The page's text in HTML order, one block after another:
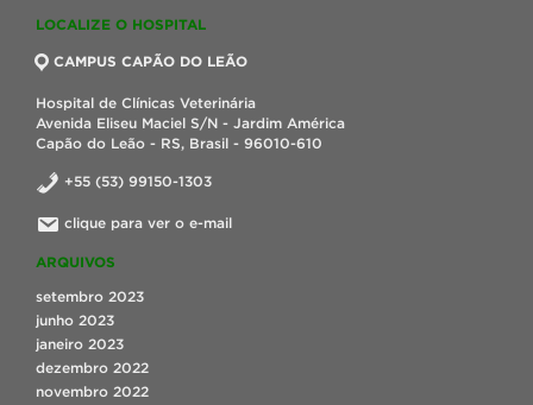
LOCALIZE O HOSPITAL
CAMPUS CAPÃO DO LEÃO
Hospital de Clínicas Veterinária
Avenida Eliseu Maciel S/N - Jardim América
Capão do Leão - RS, Brasil - 96010-610
+55 (53) 99150-1303
clique para ver o e-mail
ARQUIVOS
setembro 2023
junho 2023
janeiro 2023
dezembro 2022
novembro 2022